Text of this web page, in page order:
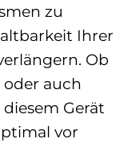
zu
Ihrer
Ob
oder auch
Gerät
vor